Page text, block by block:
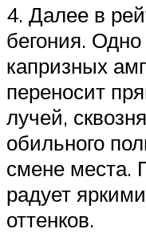
4. Далее в
бегония.
капризных
переносит
лучей,
обильного
смене места.
радует
оттенков.